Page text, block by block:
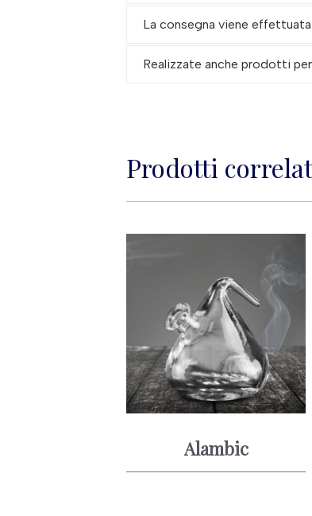
La consegna viene
Realizzate anche prodotti
Prodotti
Alambic